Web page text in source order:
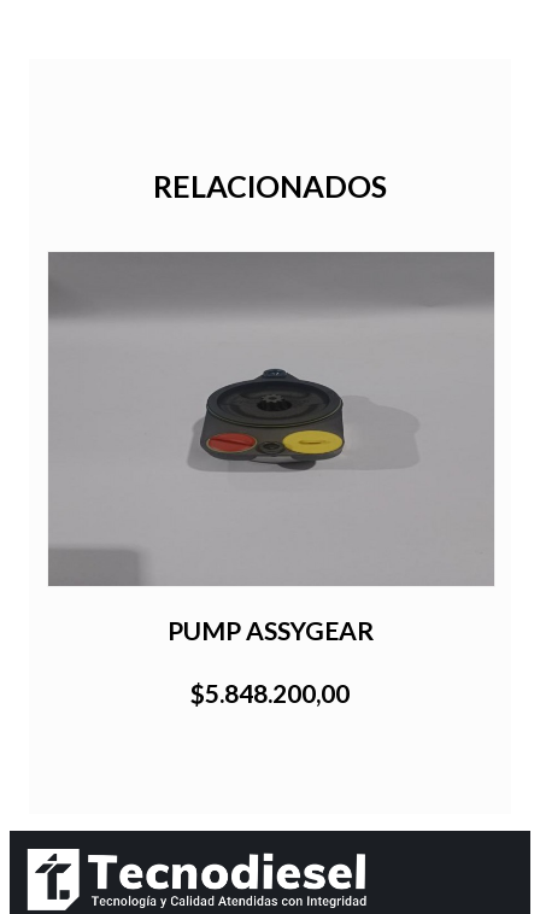
RELACIONADOS
PUMP ASSYGEAR
$5.848.200,00